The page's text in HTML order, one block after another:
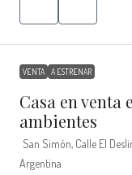
VENTA A ESTRENAR
Casa en venta
ambientes
San Simón, Calle El
Argentina